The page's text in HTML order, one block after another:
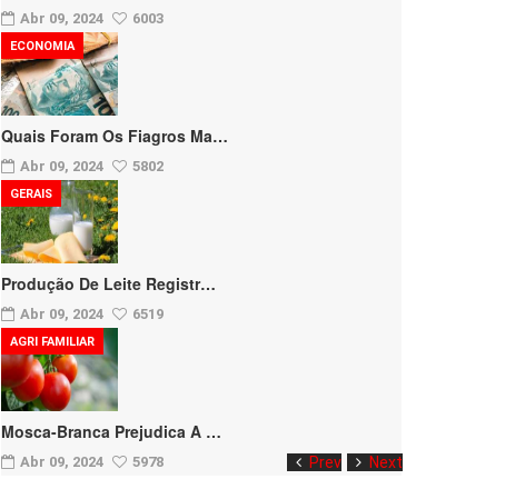
Prev Next
Abr 09, 2024 6003
Quais Foram Os Fiagros Ma…
Abr 09, 2024 5802
ECONOMIA
Produção De Leite Registr…
Abr 09, 2024 6519
GERAIS
Mosca-Branca Prejudica A …
Abr 09, 2024 5978
AGRI FAMILIAR